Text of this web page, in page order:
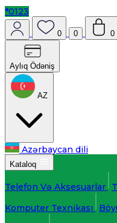
*0123
0 0 0
Aylıq Ödəniş
AZ
Azərbaycan dili
Kataloq
Telefon Və Aksesuarlar
Komputer Texnikası